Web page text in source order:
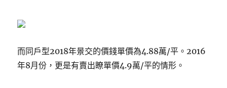
而同戶型2018年景交的價錢單價為4.88萬/平。2016
年8月份，更是有賣出瞭單價4.9萬/平的情形。